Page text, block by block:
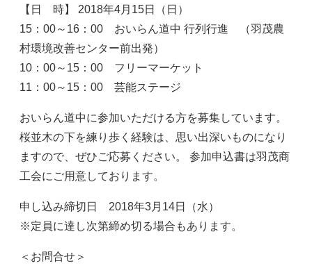
【日 時】 2018年4月15日（日）
15：00～16：00 おいらん道中 行列行進 （羽茂農
村環境改善センター前出発）
10：00～15：00 フリーマーケット
11：00～15：00 芸能ステージ
おいらん道中に参加いただける方を募集しています。
桜並木の下を練り歩く経験は、思い出深いものになり
ますので、ぜひご応募ください。 参加申込書は羽茂商
工会にご用意しております。
申し込み締切日 2018年3月14日（水）
※定員に達し次第締め切る場合もあります。
＜お問合せ＞